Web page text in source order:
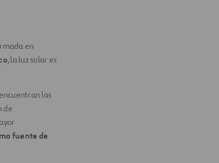
en
, la luz solar es
las
de
fuente de